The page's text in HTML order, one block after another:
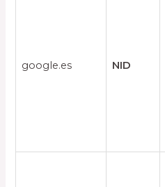
google.es NID